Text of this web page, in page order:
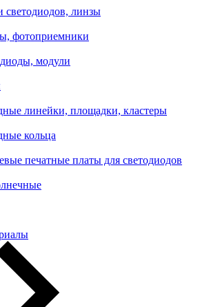
светодиодов, линзы
фотоприемники
модули
линейки, площадки, кластеры
кольца
печатные платы для светодиодов